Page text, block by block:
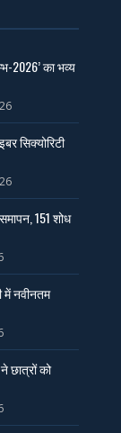
2026’ का भव्य
सिक्योरिटी
151 शोध
में नवीनतम
छात्रों को